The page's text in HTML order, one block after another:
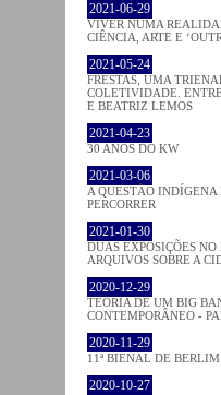
2021-06-29
VIVER NUMA
CIÊNCIA, ARTE E
2021-05-24
FRESTAS, UMA
COLETIVIDADE.
E BEATRIZ LEMOS
2021-04-23
30 ANOS DO KW
2021-03-06
A QUESTÃO
PERCORRER
2021-01-30
DUAS EXPOSIÇÕES
ARQUIVOS SOBRE A
2020-12-29
TEORIA DE UM BIG
CONTEMPORÂNEO -
2020-11-29
11ª BIENAL DE BERLIM
2020-10-27